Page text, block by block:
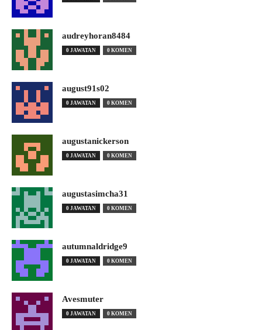
audreyhoran8484
0 JAWATAN 0 KOMEN
august91s02
0 JAWATAN 0 KOMEN
augustanickerson
0 JAWATAN 0 KOMEN
augustasimcha31
0 JAWATAN 0 KOMEN
autumnaldridge9
0 JAWATAN 0 KOMEN
Avesmuter
0 JAWATAN 0 KOMEN